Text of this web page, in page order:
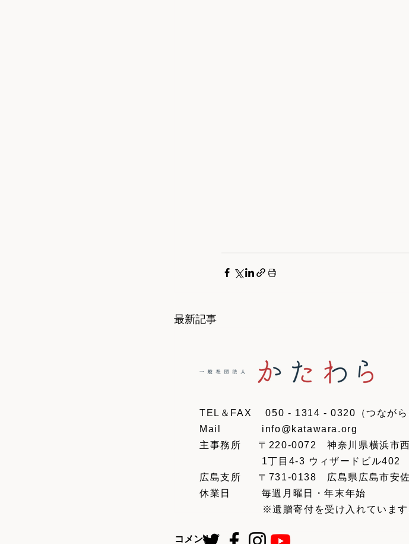
最新記事
コメント
TEL＆FAX 050 - 1314 - 0320（つながら
Mail info@katawara.org
主事務所 〒220-0072 神奈川県横浜市西
​ 1丁目4-3 ウィザードビル402
広島支所 〒731-0138 広島県広島市安佐
​休業日 毎週月曜日・年末年始
※遺贈寄付を受け入れています。詳